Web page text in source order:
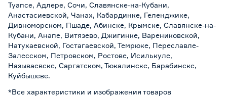
Туапсе, Адлере, Сочи, Славянске-на-Кубани,
Анастасиевской, Чанах, Кабардинке, Геленджике,
Дивноморском, Пшаде, Абинске, Крымске, Славянске-на-
Кубани, Анапе, Витязево, Джигинке, Варениковской,
Натухаевской, Гостагаевской, Темрюке, Переславле-
Залесском, Петровском, Ростове, Исилькуле,
Называевске, Саргатском, Тюкалинске, Барабинске,
Куйбышеве.
*Все характеристики и изображения товаров